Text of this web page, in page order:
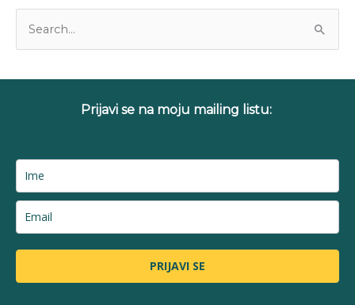
e
a
Prijavi se na moju mailing listu:
PRIJAVI SE